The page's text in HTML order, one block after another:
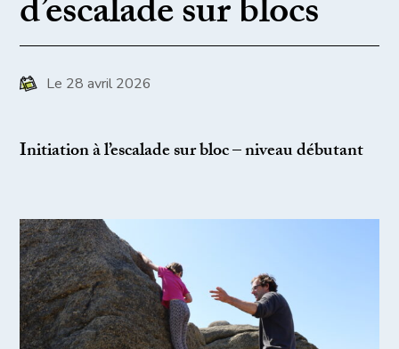
d’escalade sur blocs
Le 28 avril 2026
Initiation à l’escalade sur bloc – niveau débutant